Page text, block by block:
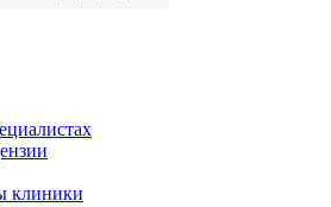
клиники